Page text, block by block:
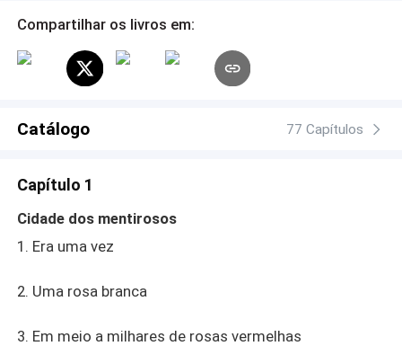
dessas pessoas, que morreu quando tinha apenas
aquele novo mundo completamente estranho fosse bem
diferente do que imaginava. Assim que Emma é trazida
outros com a mesma situação. Uma cidade repleta de
que nem tudo ali funciona perfeitamente, ainda mais ao
sumiam sem explicações. Aos poucos ela vai
descobrindo mais sobre as mentiras que rodeiam o lugar.
bem-vindos a Green Lake. Ou melhor, bem-vindos a
Compartilhar os livros em:
Catálogo 77 Capítulos
Capítulo 1
Cidade dos mentirosos
1. Era uma vez
2. Uma rosa branca
3. Em meio a milhares de rosas vermelhas